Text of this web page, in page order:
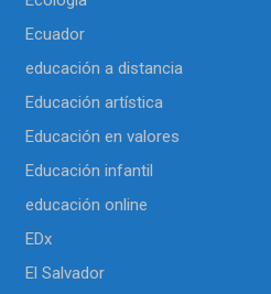
Ecuador
educación a distancia
Educación artística
Educación en valores
Educación infantil
educación online
EDx
El Salvador